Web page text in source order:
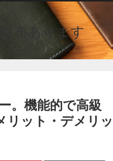
布あります
。機能的で高級
リット・デメリッ